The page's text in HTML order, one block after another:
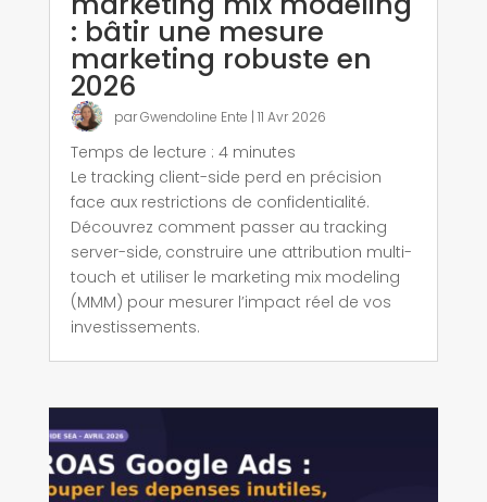
: bâtir une mesure
marketing robuste en
2026
parGwendoline Ente 11 Avr 2026
Temps de lecture : 4 minutes
Le tracking client-side perd en précision
face aux restrictions de confidentialité.
Découvrez comment passer au tracking
server-side, construire une attribution multi-
touch et utiliser le marketing mix modeling
(MMM) pour mesurer l’impact réel de vos
investissements.